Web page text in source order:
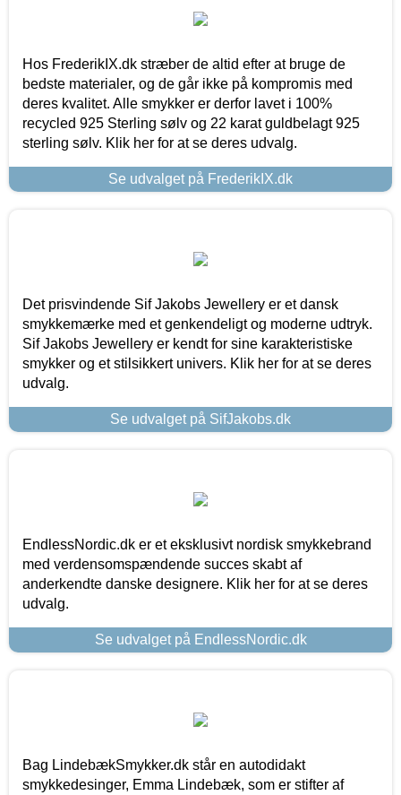
Hos FrederikIX.dk stræber de altid efter at bruge de
bedste materialer, og de går ikke på kompromis med
deres kvalitet. Alle smykker er derfor lavet i 100%
recycled 925 Sterling sølv og 22 karat guldbelagt 925
sterling sølv. Klik her for at se deres udvalg.
Se udvalget på FrederikIX.dk
Det prisvindende Sif Jakobs Jewellery er et dansk
smykkemærke med et genkendeligt og moderne udtryk.
Sif Jakobs Jewellery er kendt for sine karakteristiske
smykker og et stilsikkert univers. Klik her for at se deres
udvalg.
Se udvalget på SifJakobs.dk
EndlessNordic.dk er et eksklusivt nordisk smykkebrand
med verdensomspændende succes skabt af
anderkendte danske designere. Klik her for at se deres
udvalg.
Se udvalget på EndlessNordic.dk
Bag LindebækSmykker.dk står en autodidakt
smykkedesinger, Emma Lindebæk, som er stifter af